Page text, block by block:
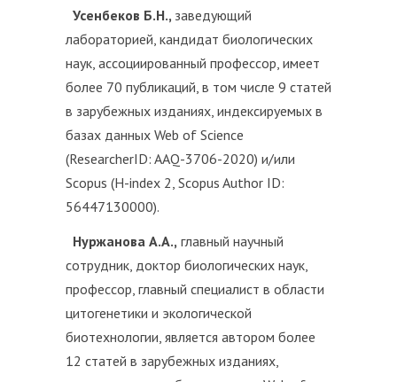
Усенбеков Б.Н., заведующий
лабораторией, кандидат биологических
наук, ассоциированный профессор, имеет
более 70 публикаций, в том числе 9 статей
в зарубежных изданиях, индексируемых в
базах данных Web of Science
(ResearcherID: AAQ-3706-2020) и/или
Scopus (H-index 2, Scopus Author ID:
56447130000).
Нуржанова А.А., главный научный
сотрудник, доктор биологических наук,
профессор, главный специалист в области
цитогенетики и экологической
биотехнологии, является автором более
12 статей в зарубежных изданиях,